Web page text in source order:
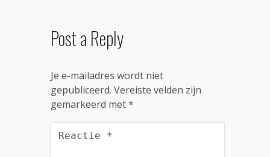
Post a Reply
Je e-mailadres wordt niet
gepubliceerd. Vereiste velden zijn
gemarkeerd met*